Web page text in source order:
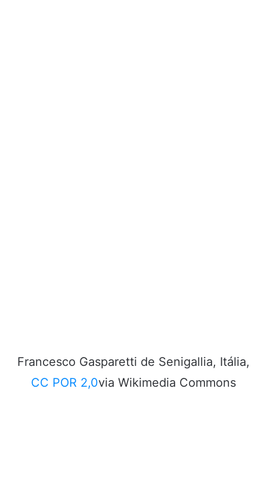
Francesco Gasparetti de Senigallia, Itália,
CC POR 2,0via Wikimedia Commons